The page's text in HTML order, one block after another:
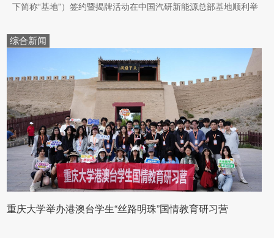
下简称“基地”）签约暨揭牌活动在中国汽研新能源总部基地顺利举
与交流处处长兼留学生事务管理中心主任阳春出席活动，双方相关
职能负责人、教师代表及来华留学生代表共同参与。
综合新闻
重庆大学举办港澳台学生“丝路明珠”国情教育研习营